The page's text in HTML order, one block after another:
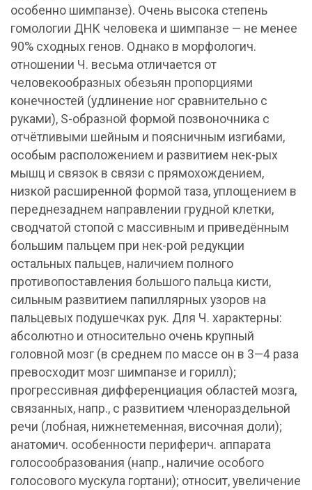
особенно шимпанзе). Очень высока степень
гомологии ДНК человека и шимпанзе — не менее
90% сходных генов. Однако в морфологич.
отношении Ч. весьма отличается от
человекообразных обезьян пропорциями
конечностей (удлинение ног сравнительно с
руками), S-образной формой позвоночника с
отчётливыми шейным и поясничным изгибами,
особым расположением и развитием нек-рых
мышц и связок в связи с прямохождением,
низкой расширенной формой таза, уплощением в
переднезаднем направлении грудной клетки,
сводчатой стопой с массивным и приведённым
большим пальцем при нек-рой редукции
остальных пальцев, наличием полного
противопоставления большого пальца кисти,
сильным развитием папиллярных узоров на
пальцевых подушечках рук. Для Ч. характерны:
абсолютно и относительно очень крупный
головной мозг (в среднем по массе он в 3—4 раза
превосходит мозг шимпанзе и горилл);
прогрессивная дифференциация областей мозга,
связанных, напр., с развитием членораздельной
речи (лобная, нижнетеменная, височная доли);
анатомич. особенности периферич. аппарата
голосообразования (напр., наличие особого
голосового мускула гортани); относит, увеличение